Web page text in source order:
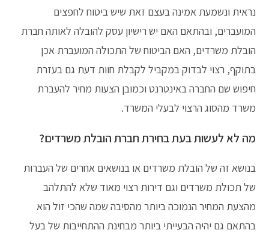
נראית ונשמעת אמינה בעצם זאת שיש ביטוח לחפצים
המועברים, ובהתאם האם יש רישיון עסק להובלה לאותה חברת
הובלת משרדים, האם הביטוח של התכולה המועברת אכן
בתוקף, רצוי לבדוק במקביל לקבלת חוות דעת גם בעזרת
חיפוש שם החברה באינטרנט וכמובן הצעות מחיר להעברת
משרד מהסוג הרצוי לבעלי המשרד.
מה לא לעשות בעת בחירת חברת הובלת משרדים?
בנושא זה של הובלת משרדים או בנושאים אחרים של העברות
של תכולת משרדים וגם דירות רצוי מאוד שלא להתלהב
מהצעת המחיר הנמוכה ביותר מהסיבה שמה שהכי זול הוא
בהתאם גם יהיה הבעייתי ביותר מבחינת ההתחייבות של בעל